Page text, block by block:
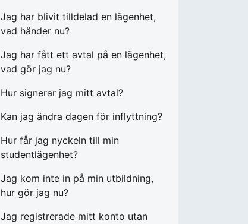
Jag har blivit tilldelad en lägenhet,
vad händer nu?
Jag har fått ett avtal på en lägenhet,
vad gör jag nu?
Hur signerar jag mitt avtal?
Kan jag ändra dagen för inflyttning?
Hur får jag nyckeln till min
studentlägenhet?
Jag kom inte in på min utbildning,
hur gör jag nu?
Jag registrerade mitt konto utan